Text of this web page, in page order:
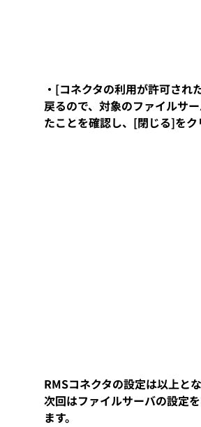
・[コネクタの利用が許可され
戻るので、対象のファイルサ
たことを確認し、[閉じる]をク
RMSコネクタの設定は以上とな
次回はファイルサーバの設定
ます。